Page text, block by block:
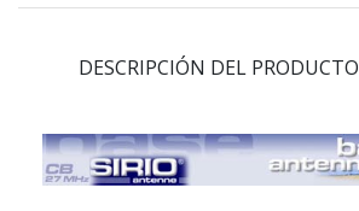
DESCRIPCIÓN DEL PRODUCTO